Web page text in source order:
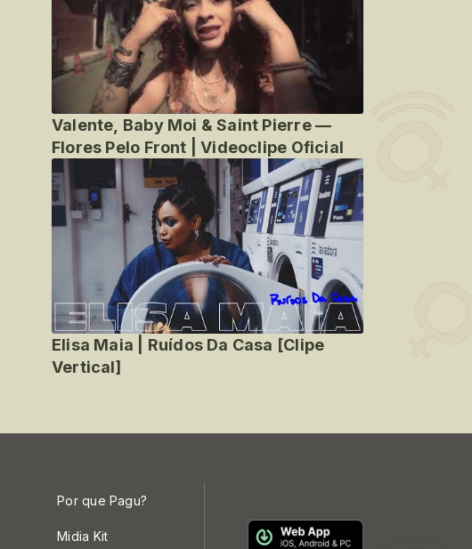
Valente, Baby Moi & Saint Pierre —
Flores Pelo Front | Videoclipe Oficial
Elisa Maia | Ruídos Da Casa [Clipe
Vertical]
Por que Pagu?
Midia Kit